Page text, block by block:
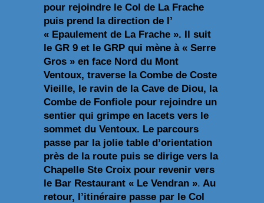
pour rejoindre le Col de La Frache
puis prend la direction de l’
« Epaulement de La Frache ». Il suit
le GR 9 et le GRP qui mène à « Serre
Gros » en face Nord du Mont
Ventoux, traverse la Combe de Coste
Vieille, le ravin de la Cave de Diou, la
Combe de Fonfiole pour rejoindre un
sentier qui grimpe en lacets vers le
sommet du Ventoux. Le parcours
passe par la jolie table d’orientation
près de la route puis se dirige vers la
Chapelle Ste Croix pour revenir vers
le Bar Restaurant « Le Vendran ». Au
retour, l’itinéraire passe par le Col